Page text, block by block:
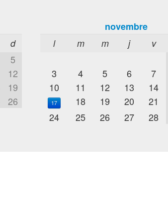
d
5
12
19
26
novembre
l m m j v
3
4 5 6 7
10
11 12 13 14
17 18 19 20 21
24
25 26 27 28